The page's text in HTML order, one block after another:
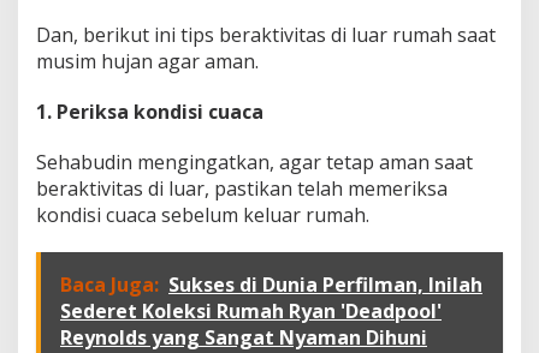
Dan, berikut ini tips beraktivitas di luar rumah saat
musim hujan agar aman.
1. Periksa kondisi cuaca
Sehabudin mengingatkan, agar tetap aman saat
beraktivitas di luar, pastikan telah memeriksa
kondisi cuaca sebelum keluar rumah.
Baca Juga: Sukses di Dunia Perfilman, Inilah
Sederet Koleksi Rumah Ryan 'Deadpool'
Reynolds yang Sangat Nyaman Dihuni